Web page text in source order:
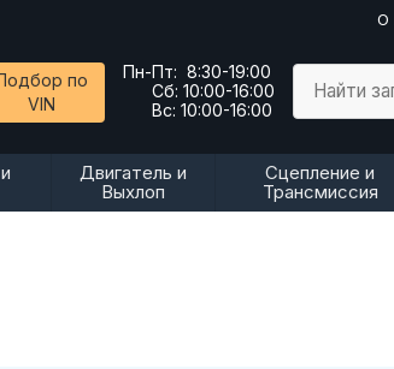
О
по
VIN
Пн-Пт: 8:30-19:00
Сб: 10:00-16:00
Вс: 10:00-16:00
Найти
Двигатель и
Выхлоп
Сцепление и
Трансмиссия